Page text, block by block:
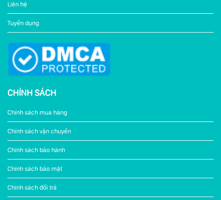
Liên hệ
Tuyển dụng
CHÍNH SÁCH
Chính sách mua hàng
Chính sách vận chuyển
Chính sách bảo hành
Chính sách bảo mật
Chính sách đổi trả